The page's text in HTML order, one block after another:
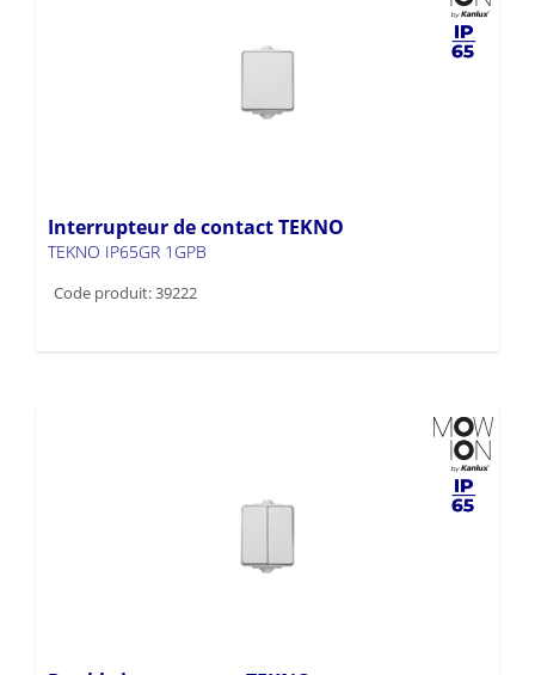
Interrupteur de contact TEKNO
TEKNO IP65GR 1GPB
Code produit: 39222